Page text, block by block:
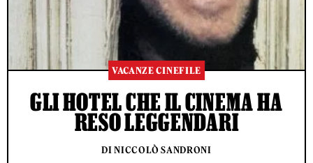
VACANZE CINEFILE
GLI HOTEL CHE IL CINEMA HA
RESO LEGGENDARI
DI NICCOLÒ SANDRONI